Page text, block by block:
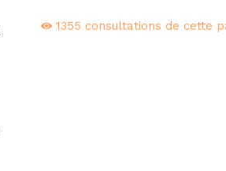
1355 consultations de cette